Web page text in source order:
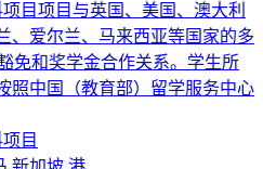
目项目与英国、美国、澳大利
、爱尔兰、马来西亚等国家的多
免和奖学金合作关系。学生所
照中国（教育部）留学服务中心
目